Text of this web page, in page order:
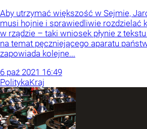
Aby utrzymać większość w Sejmie,
musi hojnie i sprawiedliwie rozdzielać
w rządzie – taki wniosek płynie z
na temat pęczniejącego aparatu
zapowiada kolejne...
6 paź 2021 16:49
PolitykaKraj